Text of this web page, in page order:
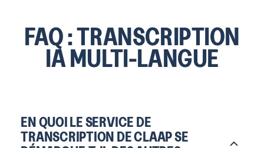
FAQ : TRANSCRIPTION
IA MULTI-LANGUE
EN QUOI LE SERVICE DE
TRANSCRIPTION DE CLAAP SE